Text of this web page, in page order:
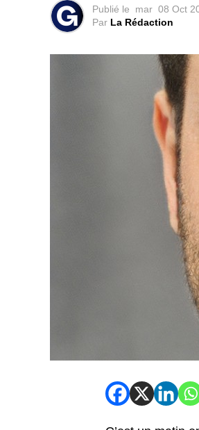
Publié le mar 08 Oct
Par La Rédaction